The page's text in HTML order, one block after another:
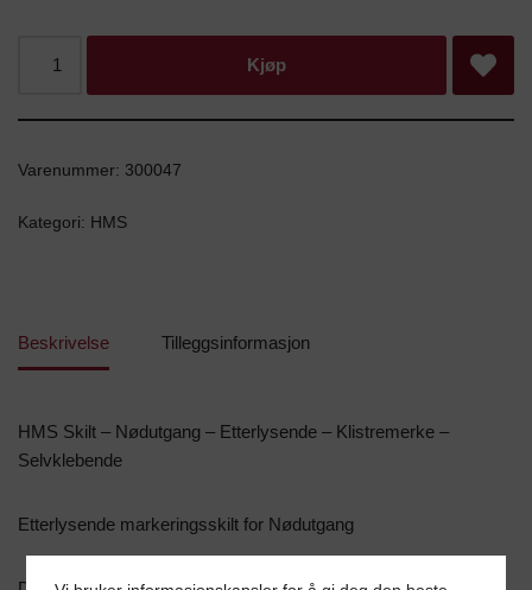
Kjøp
Varenummer: 300047
Kategori: HMS
Beskrivelse Tilleggsinformasjon
HMS Skilt – Nødutgang – Etterlysende – Klistremerke –
Selvklebende
Etterlysende markeringsskilt for Nødutgang